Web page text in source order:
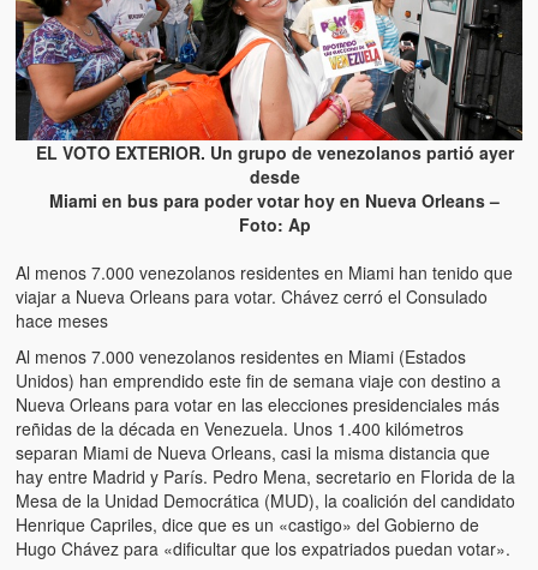
EL VOTO EXTERIOR. Un grupo de venezolanos partió ayer
desde
Miami en bus para poder votar hoy en Nueva Orleans –
Foto: Ap
Al menos 7.000 venezolanos residentes en Miami han tenido que
viajar a Nueva Orleans para votar. Chávez cerró el Consulado
hace meses
Al menos 7.000 venezolanos residentes en Miami (Estados
Unidos) han emprendido este fin de semana viaje con destino a
Nueva Orleans para votar en las elecciones presidenciales más
reñidas de la década en Venezuela. Unos 1.400 kilómetros
separan Miami de Nueva Orleans, casi la misma distancia que
hay entre Madrid y París. Pedro Mena, secretario en Florida de la
Mesa de la Unidad Democrática (MUD), la coalición del candidato
Henrique Capriles, dice que es un «castigo» del Gobierno de
Hugo Chávez para «dificultar que los expatriados puedan votar».